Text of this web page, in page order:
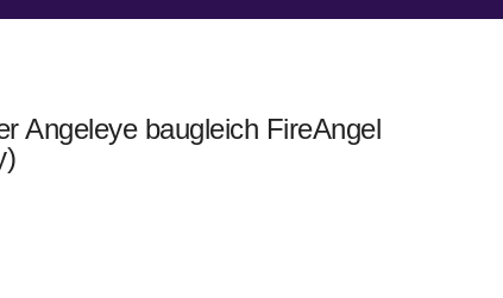
Angeleye baugleich FireAngel